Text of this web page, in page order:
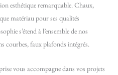
esthétique remarquable. Chaux,
matériau pour ses qualités
s’étend à l’ensemble de nos
courbes, faux plafonds intégrés.
vous accompagne dans vos projets